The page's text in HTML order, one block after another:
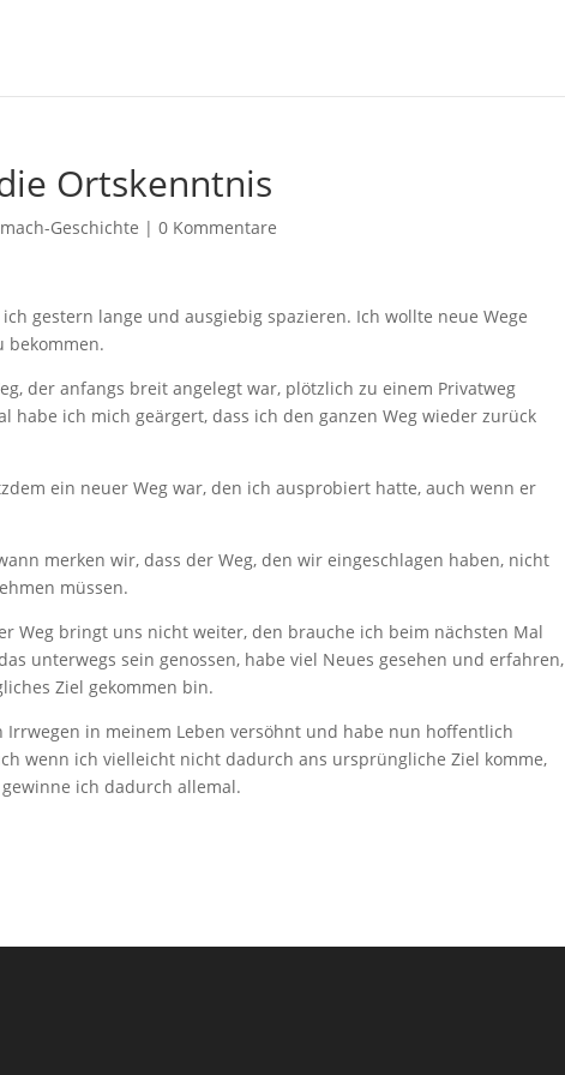
Ortskenntnis
Geschichte |0 Kommentare
gestern lange und ausgiebig spazieren. Ich wollte neue Wege
bekommen.
der anfangs breit angelegt war, plötzlich zu einem Privatweg
habe ich mich geärgert, dass ich den ganzen Weg wieder zurück
ein neuer Weg war, den ich ausprobiert hatte, auch wenn er
merken wir, dass der Weg, den wir eingeschlagen haben, nicht
müssen.
Weg bringt uns nicht weiter, den brauche ich beim nächsten Mal
unterwegs sein genossen, habe viel Neues gesehen und erfahren,
Ziel gekommen bin.
in meinem Leben versöhnt und habe nun hoffentlich
wenn ich vielleicht nicht dadurch ans ursprüngliche Ziel komme,
ich dadurch allemal.